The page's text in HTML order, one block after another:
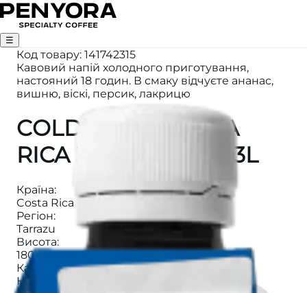
☰
Код товару: 141742315
Кавовий напій холодного приготування,
настояний 18 годин. В смаку відчуєте ананас,
вишню, віскі, персик, лакрицю
COLD BREW COSTA
RICA JUICY HONEY 3L
Країна:
Costa Rica
Регіон:
Tarrazu
Висота:
1800м
Категорія:
НАПОЇ